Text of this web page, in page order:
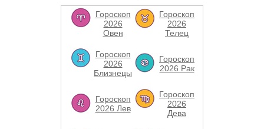
Гороскоп
2026
Овен
Гороскоп
2026
Телец
Гороскоп
2026
Близнецы
Гороскоп
2026 Рак
Гороскоп
2026 Лев
Гороскоп
2026
Дева